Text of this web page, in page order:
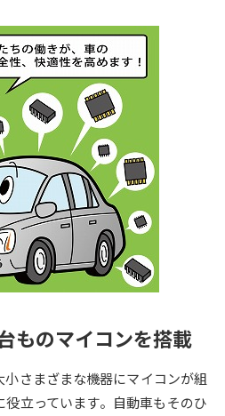
募集要項＆願書
請求
大学院の資料請求
大学入学共通テスト「受験案
内」の請求
高等学校卒業程度認定試験
ものマイコンを搭載
さまざまな機器にマイコンが組
立っています。自動車もそのひ